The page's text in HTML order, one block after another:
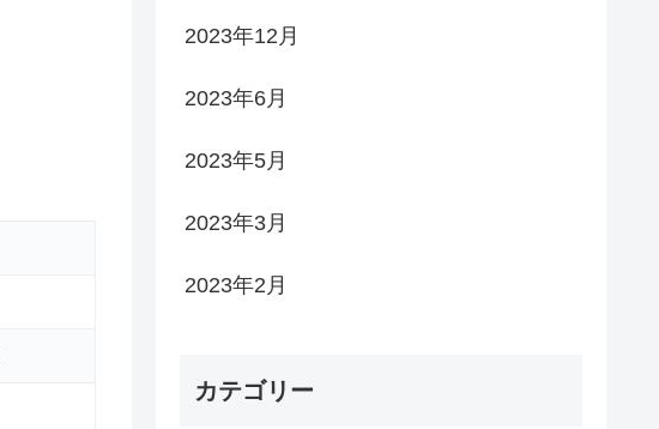
2023年12月
2023年6月
2023年5月
2023年3月
2023年2月
カテゴリー